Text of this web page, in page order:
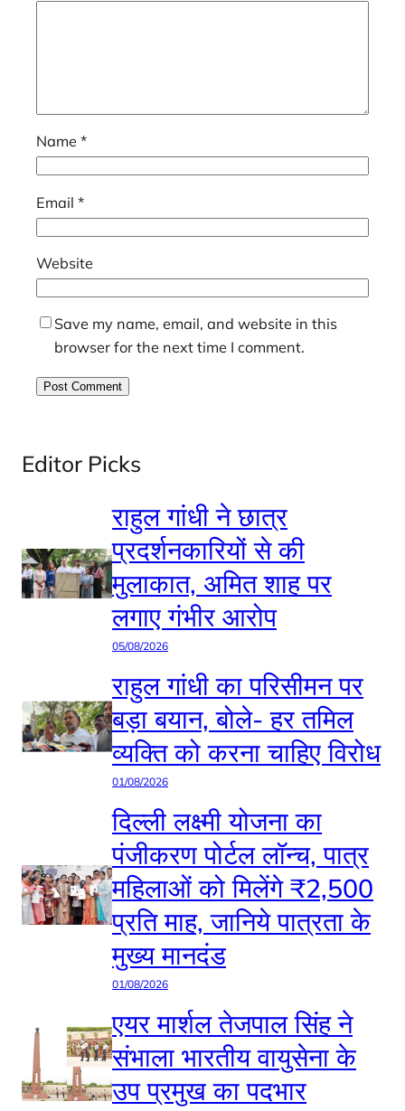
Name *
Email *
Website
Save my name, email, and website in this
browser for the next time I comment.
Editor Picks
राहुल गांधी ने छात्र
प्रदर्शनकारियों से की
मुलाकात, अमित शाह पर
लगाए गंभीर आरोप
05/08/2026
राहुल गांधी का परिसीमन पर
बड़ा बयान, बोले- हर तमिल
व्यक्ति को करना चाहिए विरोध
01/08/2026
दिल्ली लक्ष्मी योजना का
पंजीकरण पोर्टल लॉन्च, पात्र
महिलाओं को मिलेंगे ₹2,500
प्रति माह, जानिये पात्रता के
मुख्य मानदंड
01/08/2026
एयर मार्शल तेजपाल सिंह ने
संभाला भारतीय वायुसेना के
उप प्रमुख का पदभार